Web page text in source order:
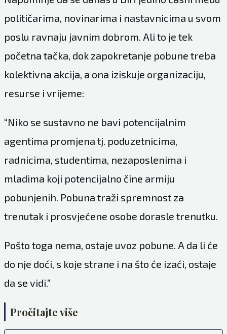
političarima, novinarima i nastavnicima u svom
poslu ravnaju javnim dobrom. Ali to je tek
početna tačka, dok zapokretanje pobune treba
kolektivna akcija, a ona iziskuje organizaciju,
resurse i vrijeme:
“Niko se sustavno ne bavi potencijalnim
agentima promjena tj. poduzetnicima,
radnicima, studentima, nezaposlenima i
mladima koji potencijalno čine armiju
pobunjenih. Pobuna traži spremnost za
trenutak i prosvjećene osobe dorasle trenutku.
Pošto toga nema, ostaje uvoz pobune. A da li će
do nje doći, s koje strane i na što će izaći, ostaje
da se vidi.”
Pročitajte više